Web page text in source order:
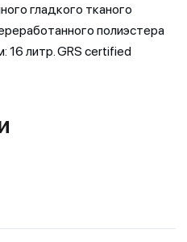
гладкого тканого
полиэстера
литр. GRS certified